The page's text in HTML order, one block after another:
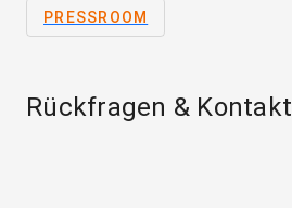
PRESSROOM
Rückfragen & Kontakt